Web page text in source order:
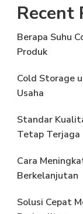
Recent
Berapa Suhu
Produk
Cold Storage
Usaha
Standar
Tetap Terjaga
Cara
Berkelanjutan
Solusi Cepat